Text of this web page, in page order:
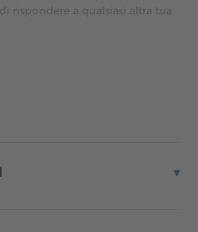
rispondere a qualsiasi altra tua